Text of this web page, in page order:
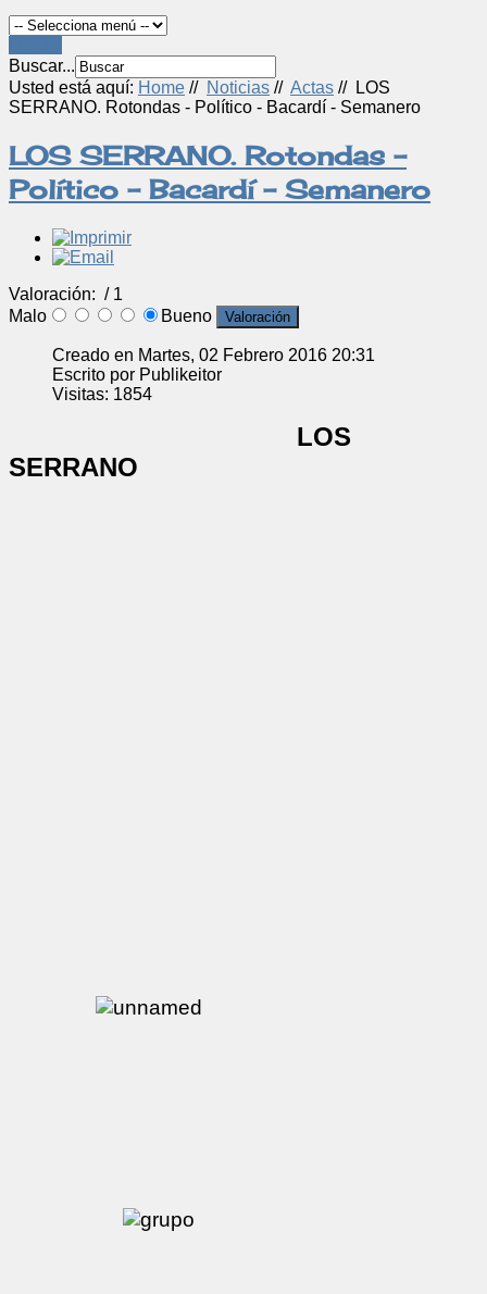
Buscar...
Usted está aquí: Home // Noticias // Actas // LOS
SERRANO. Rotondas - Político - Bacardí - Semanero
LOS SERRANO. Rotondas -
Político - Bacardí - Semanero
Valoración: / 1
Malo
Bueno
Creado en Martes, 02 Febrero 2016 20:31
Escrito por Publikeitor
Visitas: 1854
LOS
SERRANO